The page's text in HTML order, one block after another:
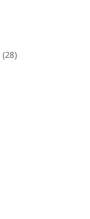
(28)